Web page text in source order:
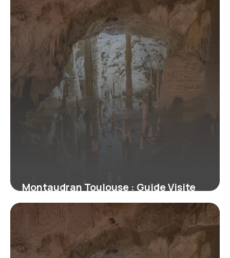
Montaudran Toulouse : Guide Visite
Aéropostale
10 juillet 2026